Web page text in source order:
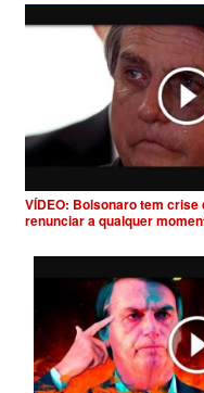
VÍDEO: Bolsonaro tem crise
renunciar a qualquer